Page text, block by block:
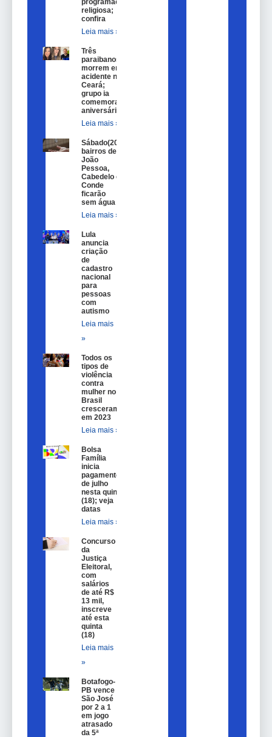
programação
religiosa;
confira
Leia mais »
Três
paraibanos
morrem em
acidente no
Ceará;
grupo ia
comemorar
aniversário
Leia mais »
Sábado(20)
bairros de
João
Pessoa,
Cabedelo e
Conde
ficarão
sem água
Leia mais »
Lula
anuncia
criação
de
cadastro
nacional
para
pessoas
com
autismo
Leia mais
»
Todos os
tipos de
violência
contra
mulher no
Brasil
cresceram
em 2023
Leia mais »
Bolsa
Família
inicia
pagamentos
de julho
nesta quinta
(18); veja
datas
Leia mais »
Concurso
da
Justiça
Eleitoral,
com
salários
de até R$
13 mil,
inscreve
até esta
quinta
(18)
Leia mais
»
Botafogo-
PB vence
São José
por 2 a 1
em jogo
atrasado
da 5ª